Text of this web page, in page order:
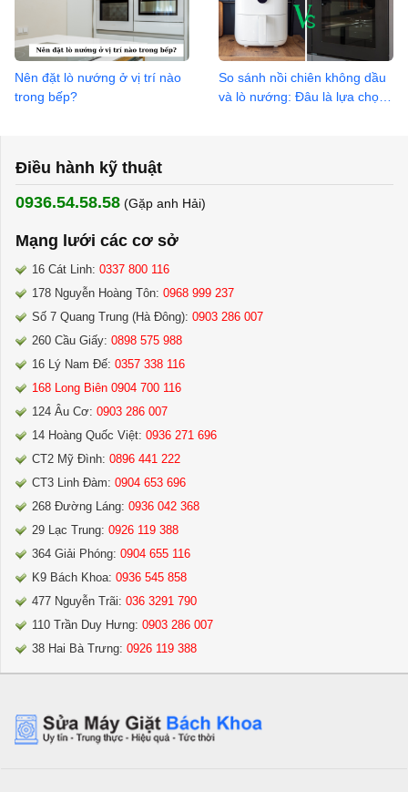
Nên đặt lò nướng ở vị trí nào
trong bếp?
So sánh nồi chiên không dầu
và lò nướng: Đâu là lựa chọn
Điều hành kỹ thuật
0936.54.58.58 (Gặp anh Hải) ​
Mạng lưới các cơ sở
16 Cát Linh: 0337 800 116
178 Nguyễn Hoàng Tôn: 0968 999 237
Số 7 Quang Trung (Hà Đông): 0903 286 007
260 Cầu Giấy: 0898 575 988
16 Lý Nam Đế: 0357 338 116
168 Long Biên 0904 700 116
124 Âu Cơ: 0903 286 007
14 Hoàng Quốc Việt: 0936 271 696
CT2 Mỹ Đình: 0896 441 222
CT3 Linh Đàm: 0904 653 696
268 Đường Láng: 0936 042 368
29 Lạc Trung: 0926 119 388
364 Giải Phóng: 0904 655 116
K9 Bách Khoa: 0936 545 858
477 Nguyễn Trãi: 036 3291 790
110 Trần Duy Hưng: 0903 286 007
38 Hai Bà Trưng: 0926 119 388